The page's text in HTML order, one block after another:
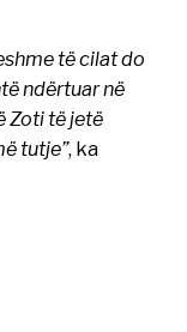
të cilat do
ndërtuar në
Zoti të jetë
tutje”, ka